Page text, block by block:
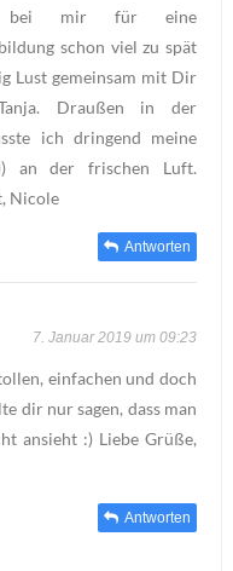
bei mir für eine
schon viel zu spät
Lust gemeinsam mit Dir
Draußen in der
ich dringend meine
an der frischen Luft.
Nicole
Antworten
7. Januar 2019 um 09:23
einfachen und doch
dir nur sagen, dass man
ansieht :) Liebe Grüße,
Antworten